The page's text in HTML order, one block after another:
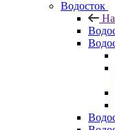
Водосток